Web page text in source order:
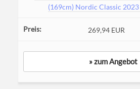
(169cm) Nordic Classic 2023
269,94 EUR
» zum Angebot